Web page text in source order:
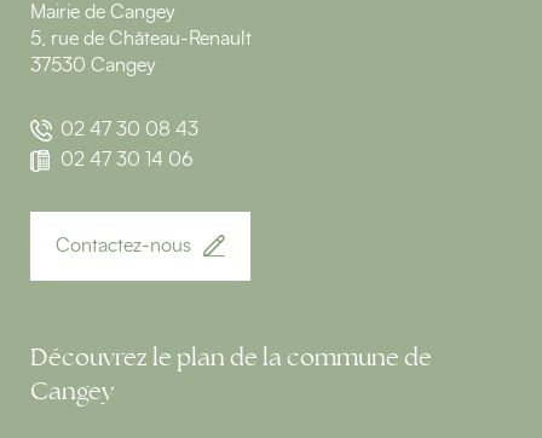
Mairie de Cangey
5, rue de Château-Renault
37530 Cangey
02 47 30 08 43
02 47 30 14 06
Contactez-nous
Découvrez le plan de la commune de
Cangey